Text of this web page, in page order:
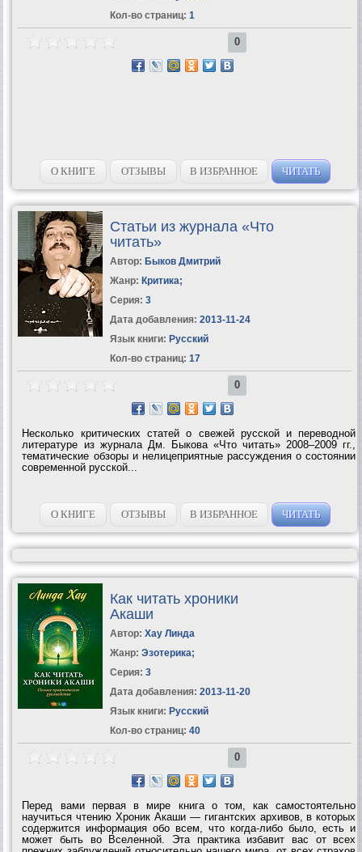
Кол-во страниц: 1
0
О КНИГЕ ОТЗЫВЫ В ИЗБРАННОЕ ЧИТАТЬ
Статьи из журнала «Что
читать»
Автор: Быков Дмитрий
Жанр: Критика;
Серия: 3
Дата добавления: 2013-11-24
Язык книги: Русский
Кол-во страниц: 17
0
Несколько критических статей о свежей русской и переводной
литературе из журнала Дм. Быкова «Что читать» 2008–2009 гг.,
тематические обзоры и нелицеприятные рассуждения о состоянии
современной русской...
О КНИГЕ ОТЗЫВЫ В ИЗБРАННОЕ ЧИТАТЬ
Как читать хроники
Акаши
Автор: Хау Линда
Жанр: Эзотерика;
Серия: 3
Дата добавления: 2013-11-20
Язык книги: Русский
Кол-во страниц: 40
0
Перед вами первая в мире книга о том, как самостоятельно
научиться чтению Хроник Акаши — гигантских архивов, в которых
содержится информация обо всем, что когда-либо было, есть и
может быть во Вселенной. Эта практика избавит вас от всех